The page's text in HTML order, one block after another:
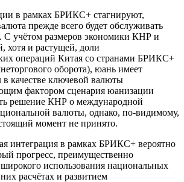
в рамках БРИКС+ стагнируют,
прежде всего будет обслуживать
С учётом размеров экономики КНР и
хотя и растущей, доли
операций Китая со странами БРИКС+
оборота), юань имеет
качестве ключевой валюты
фактором сценария юанизации
решение КНР о международной
валюты, однако, по-видимому,
момент не принято.
интеграция в рамках БРИКС+ вероятно
прогресс, преимущественно
использования национальных
расчётах и развитием